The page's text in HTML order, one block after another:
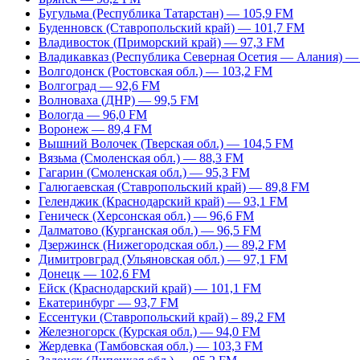
Бугульма (Республика Татарстан) — 105,9 FM
Буденновск (Ставропольский край) — 101,7 FM
Владивосток (Приморский край) — 97,3 FM
Владикавказ (Республика Северная Осетия — Алания)
Волгодонск (Ростовская обл.) — 103,2 FM
Волгоград — 92,6 FM
Волноваха (ДНР) — 99,5 FM
Вологда — 96,0 FM
Воронеж — 89,4 FM
Вышний Волочек (Тверская обл.) — 104,5 FM
Вязьма (Смоленская обл.) — 88,3 FM
Гагарин (Смоленская обл.) — 95,3 FM
Галюгаевская (Ставропольский край) — 89,8 FM
Геленджик (Краснодарский край) — 93,1 FM
Геническ (Херсонская обл.) — 96,6 FM
Далматово (Курганская обл.) — 96,5 FM
Дзержинск (Нижегородская обл.) — 89,2 FM
Димитровград (Ульяновская обл.) — 97,1 FM
Донецк — 102,6 FM
Ейск (Краснодарский край) — 101,1 FM
Екатеринбург — 93,7 FM
Ессентуки (Ставропольский край) – 89,2 FM
Железногорск (Курская обл.) — 94,0 FM
Жердевка (Тамбовская обл.) — 103,3 FM